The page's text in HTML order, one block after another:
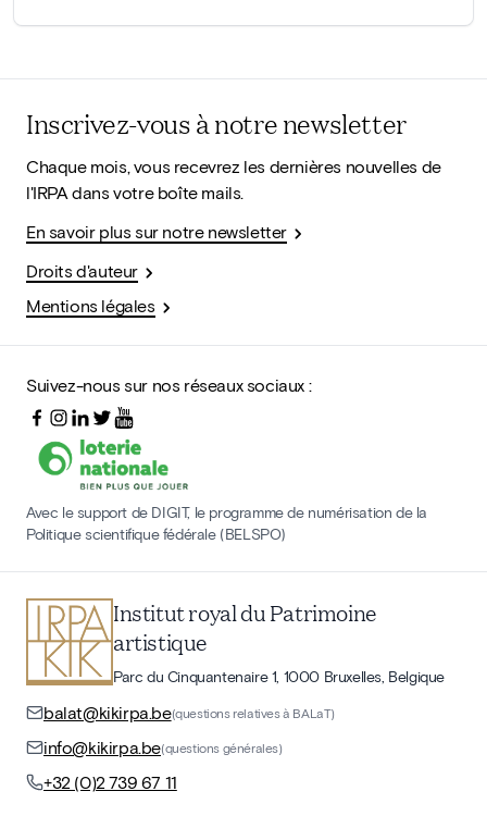
Inscrivez-vous à notre newsletter
Chaque mois, vous recevrez les dernières nouvelles de
l'IRPA dans votre boîte mails.
En savoir plus sur notre newsletter
Droits d'auteur
Mentions légales
Suivez-nous sur nos réseaux sociaux :
Avec le support de DIGIT, le programme de numérisation de la
Politique scientifique fédérale (BELSPO)
Institut royal du Patrimoine
artistique
Parc du Cinquantenaire 1, 1000 Bruxelles, Belgique
balat@kikirpa.be(questions relatives à BALaT)
info@kikirpa.be(questions générales)
+32 (0)2 739 67 11